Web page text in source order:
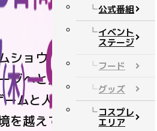
公式番組
イベント
ステージ
フード
グッズ
コスプレ
エリア
サポーター
ショウは今年、
ジへと進みます。
ムと人が集い、
を越えて遊び、